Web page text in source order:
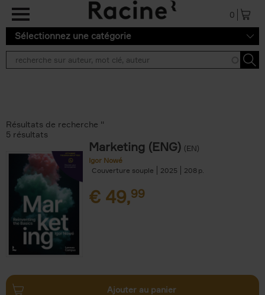
Aller au contenu principal
0
Sélectionnez une catégorie
Résultats de recherche ''
5 résultats
Marketing (ENG) (EN)
Igor Nowé
Couverture souple
2025 208
€ 49,99
Ajouter au panier